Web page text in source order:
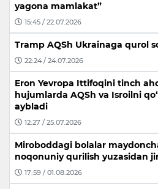
yagona mamlakat”
15:45 / 22.07.2026
Tramp AQSh Ukrainaga qurol
22:24 / 24.07.2026
Eron Yevropa Ittifoqini tinch
hujumlarda AQSh va Isroilni
aybladi
12:27 / 25.07.2026
Miroboddagi bolalar
noqonuniy qurilish yuzasidan
17:59 / 01.08.2026